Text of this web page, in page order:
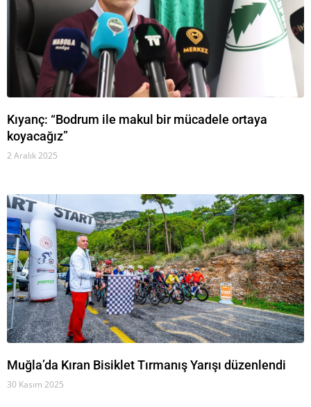
Kıyanç: “Bodrum ile makul bir mücadele ortaya
koyacağız”
2 Aralık 2025
Muğla’da Kıran Bisiklet Tırmanış Yarışı düzenlendi
30 Kasım 2025